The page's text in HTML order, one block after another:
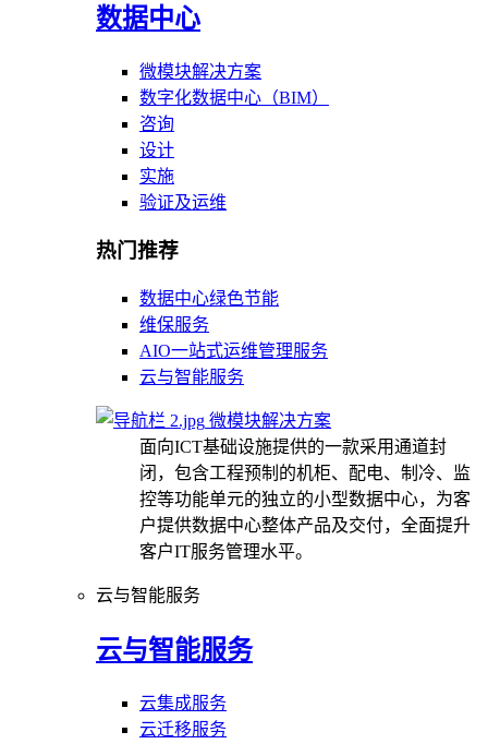
数据中心
微模块解决方案
数字化数据中心（BIM）
咨询
设计
实施
验证及运维
热门推荐
数据中心绿色节能
维保服务
AIO一站式运维管理服务
云与智能服务
微模块解决方案
面向ICT基础设施提供的一款采用通道封
闭，包含工程预制的机柜、配电、制冷、监
控等功能单元的独立的小型数据中心，为客
户提供数据中心整体产品及交付，全面提升
客户IT服务管理水平。
云与智能服务
云与智能服务
云集成服务
云迁移服务